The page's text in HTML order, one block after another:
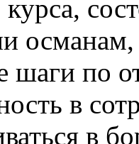
курса,
шаги по
в
в